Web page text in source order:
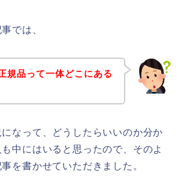
では、
規品って一体どこにある
なって、どうしたらいいのか分か
中にはいると思ったので、そのよ
を書かせていただきました。